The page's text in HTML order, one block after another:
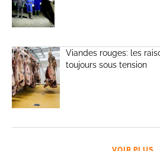
Viandes rouges: les
toujours sous tension